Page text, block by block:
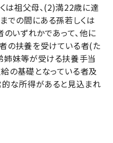
祖父母、(2)満22歳に達
での間にある孫若しくは
いずれかであって、他に
の扶養を受けている者(た
姉妹等が受ける扶養手当
の基礎となっている者及
な所得があると見込まれ